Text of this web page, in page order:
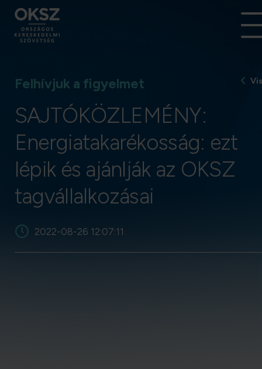
Felhívjuk a figyelmet
SAJTÓKÖZLEMÉNY:
Energiatakarékosság: ezt
lépik és ajánlják az OKSZ
tagvállalkozásai
2022-08-26 12:07:11